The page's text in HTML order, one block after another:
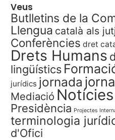
Veus
Butlletins de la
Llengua català als
Conferències dret
Drets Humans
lingüístics
jurídics jornada
Mediació Notícies
Presidència Projectes
terminologia
d'Ofici